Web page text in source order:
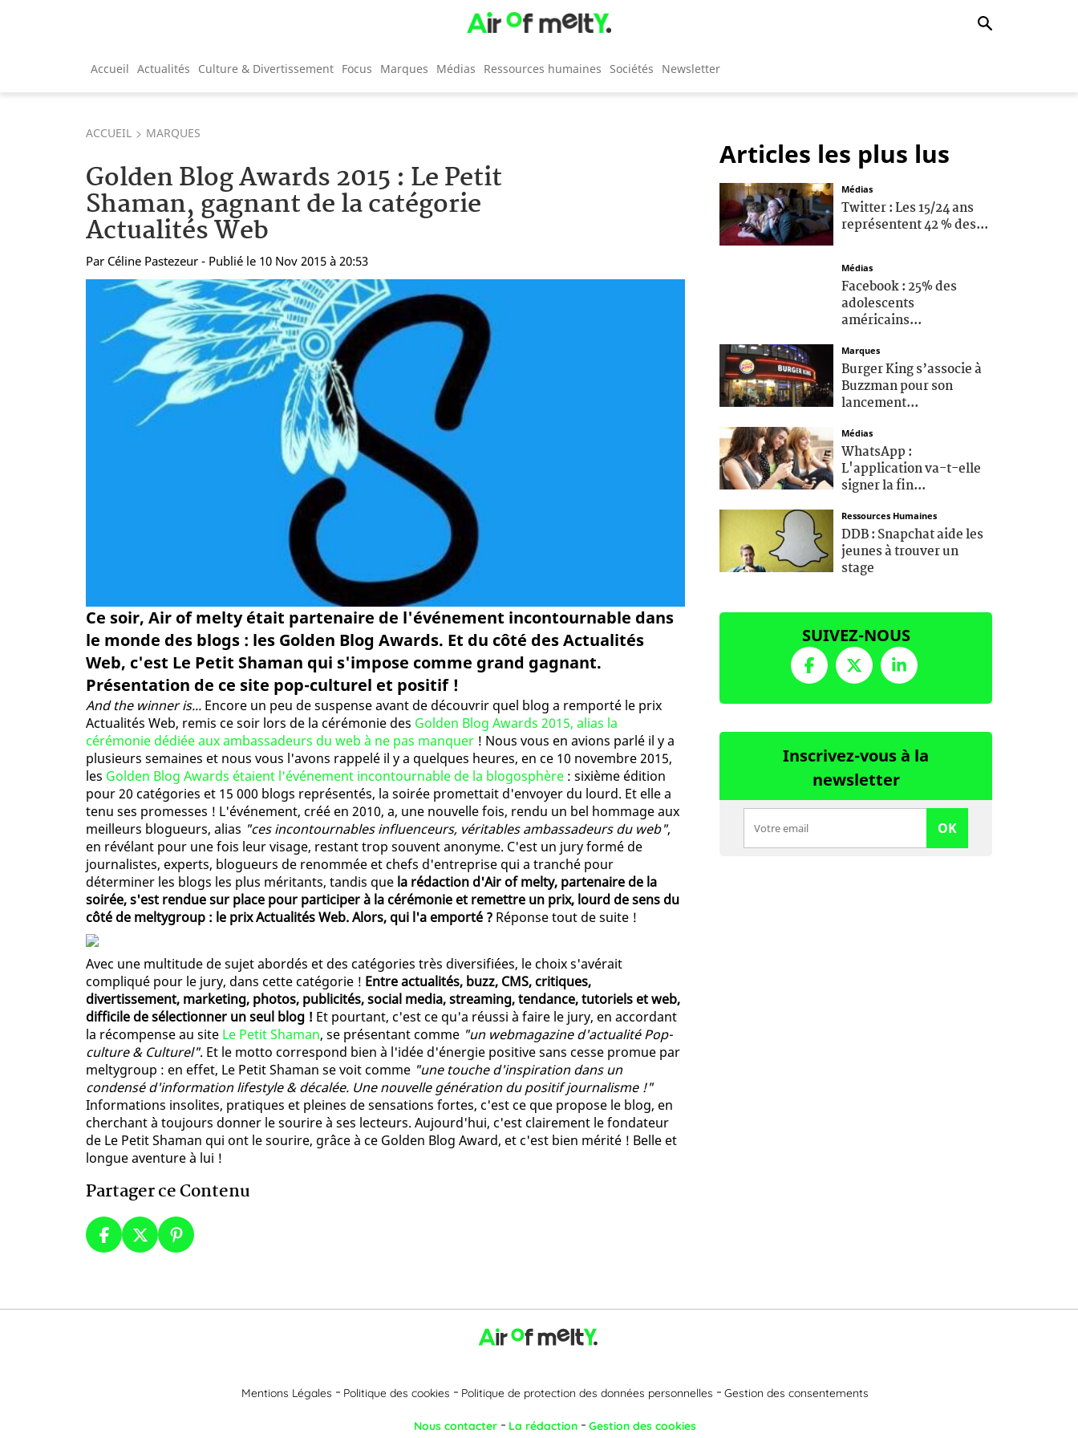
Accueil Actualités Culture & Divertissement Focus Marques Médias Ressources humaines Sociétés Newsletter
ACCUEIL MARQUES
Golden Blog Awards 2015 : Le Petit
Shaman, gagnant de la catégorie
Actualités Web
Par Céline Pastezeur - Publié le 10 Nov 2015 à 20:53
Ce soir, Air of melty était partenaire de l'événement incontournable dans
le monde des blogs : les Golden Blog Awards. Et du côté des Actualités
Web, c'est Le Petit Shaman qui s'impose comme grand gagnant.
Présentation de ce site pop-culturel et positif !
And the winner is... Encore un peu de suspense avant de découvrir quel blog a remporté le prix
Actualités Web, remis ce soir lors de la cérémonie des Golden Blog Awards 2015, alias la
cérémonie dédiée aux ambassadeurs du web à ne pas manquer ! Nous vous en avions parlé il y a
plusieurs semaines et nous vous l'avons rappelé il y a quelques heures, en ce 10 novembre 2015,
les Golden Blog Awards étaient l'événement incontournable de la blogosphère : sixième édition
pour 20 catégories et 15 000 blogs représentés, la soirée promettait d'envoyer du lourd. Et elle a
tenu ses promesses ! L'événement, créé en 2010, a, une nouvelle fois, rendu un bel hommage aux
meilleurs blogueurs, alias "ces incontournables influenceurs, véritables ambassadeurs du web",
en révélant pour une fois leur visage, restant trop souvent anonyme. C'est un jury formé de
journalistes, experts, blogueurs de renommée et chefs d'entreprise qui a tranché pour
déterminer les blogs les plus méritants, tandis que la rédaction d'Air of melty, partenaire de la
soirée, s'est rendue sur place pour participer à la cérémonie et remettre un prix, lourd de sens du
côté de meltygroup : le prix Actualités Web. Alors, qui l'a emporté ? Réponse tout de suite !
Avec une multitude de sujet abordés et des catégories très diversifiées, le choix s'avérait
compliqué pour le jury, dans cette catégorie ! Entre actualités, buzz, CMS, critiques,
divertissement, marketing, photos, publicités, social media, streaming, tendance, tutoriels et web,
difficile de sélectionner un seul blog ! Et pourtant, c'est ce qu'a réussi à faire le jury, en accordant
la récompense au site Le Petit Shaman, se présentant comme "un webmagazine d'actualité Pop-
culture & Culturel". Et le motto correspond bien à l'idée d'énergie positive sans cesse promue par
meltygroup : en effet, Le Petit Shaman se voit comme "une touche d'inspiration dans un
condensé d'information lifestyle & décalée. Une nouvelle génération du positif journalisme !"
Informations insolites, pratiques et pleines de sensations fortes, c'est ce que propose le blog, en
cherchant à toujours donner le sourire à ses lecteurs. Aujourd'hui, c'est clairement le fondateur
de Le Petit Shaman qui ont le sourire, grâce à ce Golden Blog Award, et c'est bien mérité ! Belle et
longue aventure à lui !
Partager ce Contenu
Articles les plus lus
Médias
Twitter : Les 15/24 ans
représentent 42 % des...
Médias
Facebook : 25% des
adolescents
américains...
Marques
Burger King s’associe à
Buzzman pour son
lancement...
Médias
WhatsApp :
L'application va-t-elle
signer la fin...
Ressources Humaines
DDB : Snapchat aide les
jeunes à trouver un
stage
SUIVEZ-NOUS
Inscrivez-vous à la
newsletter
OK
Mentions Légales Politique des cookies Politique de protection des données personnelles Gestion des consentements
Nous contacter La rédaction Gestion des cookies